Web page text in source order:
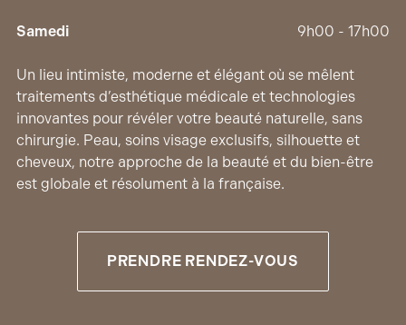
Un lieu intimiste, moderne et élégant où se mêlent
traitements d’esthétique médicale et technologies
innovantes pour révéler votre beauté naturelle, sans
chirurgie. Peau, soins visage exclusifs, silhouette et
cheveux, notre approche de la beauté et du bien-être
est globale et résolument à la française.
PRENDRE RENDEZ-VOUS
Samedi 9h00 - 17h00